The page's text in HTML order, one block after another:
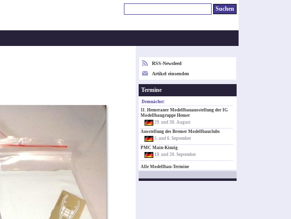
RSS-Newsfeed
Artikel einsenden
Termine
Demnächst:
11. Hemeraner Modellbauausstellung der IG
Modellbaugruppe Hemer
29. und 30. August
Ausstellung des Bremer Modellbauclubs
5. und 6. September
PMC Main-Kinzig
19. und 20. September
Alle Modellbau-Termine